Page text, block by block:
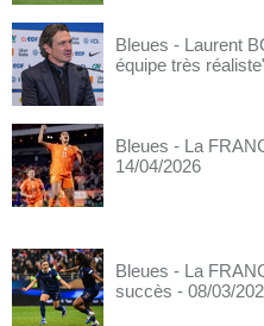
Bleues - Laurent
équipe très
Bleues - La
14/04/2026
Bleues - La
succès - 08/03/